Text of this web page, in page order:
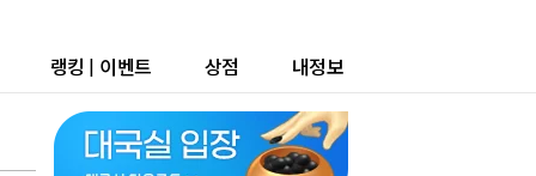
랭킹 | 이벤트 상점 내정보